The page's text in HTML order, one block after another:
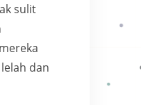
sulit
dan